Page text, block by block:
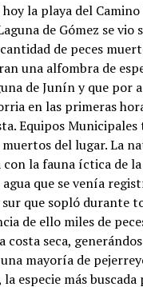
la playa del
de Gómez se vio
de peces
una alfombra de
de Junín y que por
en las primeras
Equipos
del lugar. La
con la fauna íctica de
que se venía
que sopló durante
de ello miles de
costa seca,
mayoría de
la especie más